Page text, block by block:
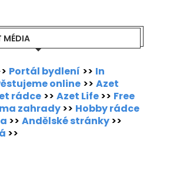
MÉDIA
Portál bydlení >> In
online >> Azet
rádce >> Azet Life>> Free
zahrady>> Hobby rádce
>> Andělské stránky>>
>>